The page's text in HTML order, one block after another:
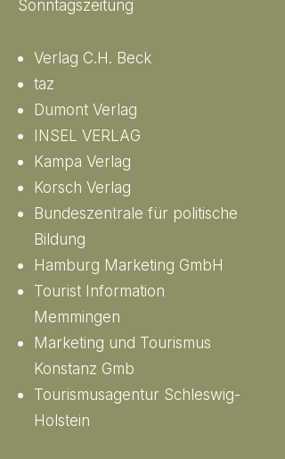
Sonntagszeitung
Verlag C.H. Beck
taz
Dumont Verlag
INSEL VERLAG
Kampa Verlag
Korsch Verlag
Bundeszentrale für politische
Bildung
Hamburg Marketing GmbH
Tourist Information
Memmingen
Marketing und Tourismus
Konstanz Gmb
Tourismusagentur Schleswig-
Holstein